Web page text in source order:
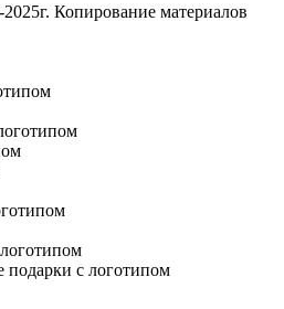
Копирование материалов
с логотипом